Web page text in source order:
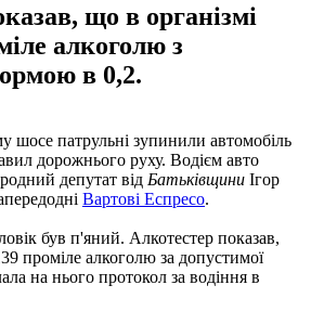
що в організмі
алкоголю з
в 0,2.
шосе патрульні зупинили автомобіль
дорожнього руху. Водієм авто
депутат від Батьківщини Ігор
Вартові Еспресо.
був п'яний. Алкотестер показав,
проміле алкоголю за допустимої
на нього протокол за водіння в